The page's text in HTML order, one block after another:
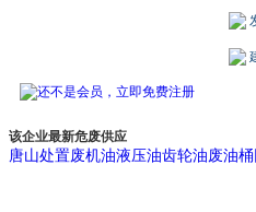
该企业最新危废供应
唐山处置废机油液压油齿轮油废油